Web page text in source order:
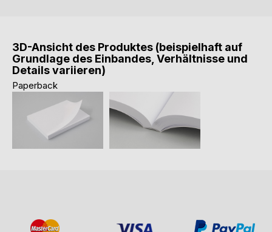
3D-Ansicht des Produktes (beispielhaft auf
Grundlage des Einbandes, Verhältnisse und
Details variieren)
Paperback